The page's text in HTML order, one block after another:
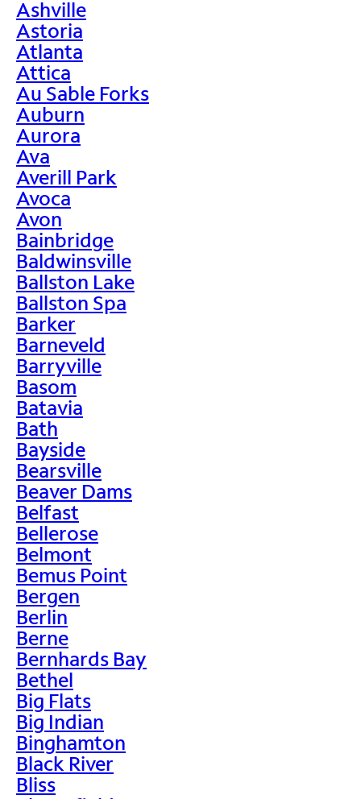
Ashville
Astoria
Atlanta
Attica
Au Sable Forks
Auburn
Aurora
Ava
Averill Park
Avoca
Avon
Bainbridge
Baldwinsville
Ballston Lake
Ballston Spa
Barker
Barneveld
Barryville
Basom
Batavia
Bath
Bayside
Bearsville
Beaver Dams
Belfast
Bellerose
Belmont
Bemus Point
Bergen
Berlin
Berne
Bernhards Bay
Bethel
Big Flats
Big Indian
Binghamton
Black River
Bliss